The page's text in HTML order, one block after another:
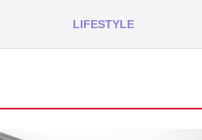
LIFESTYLE